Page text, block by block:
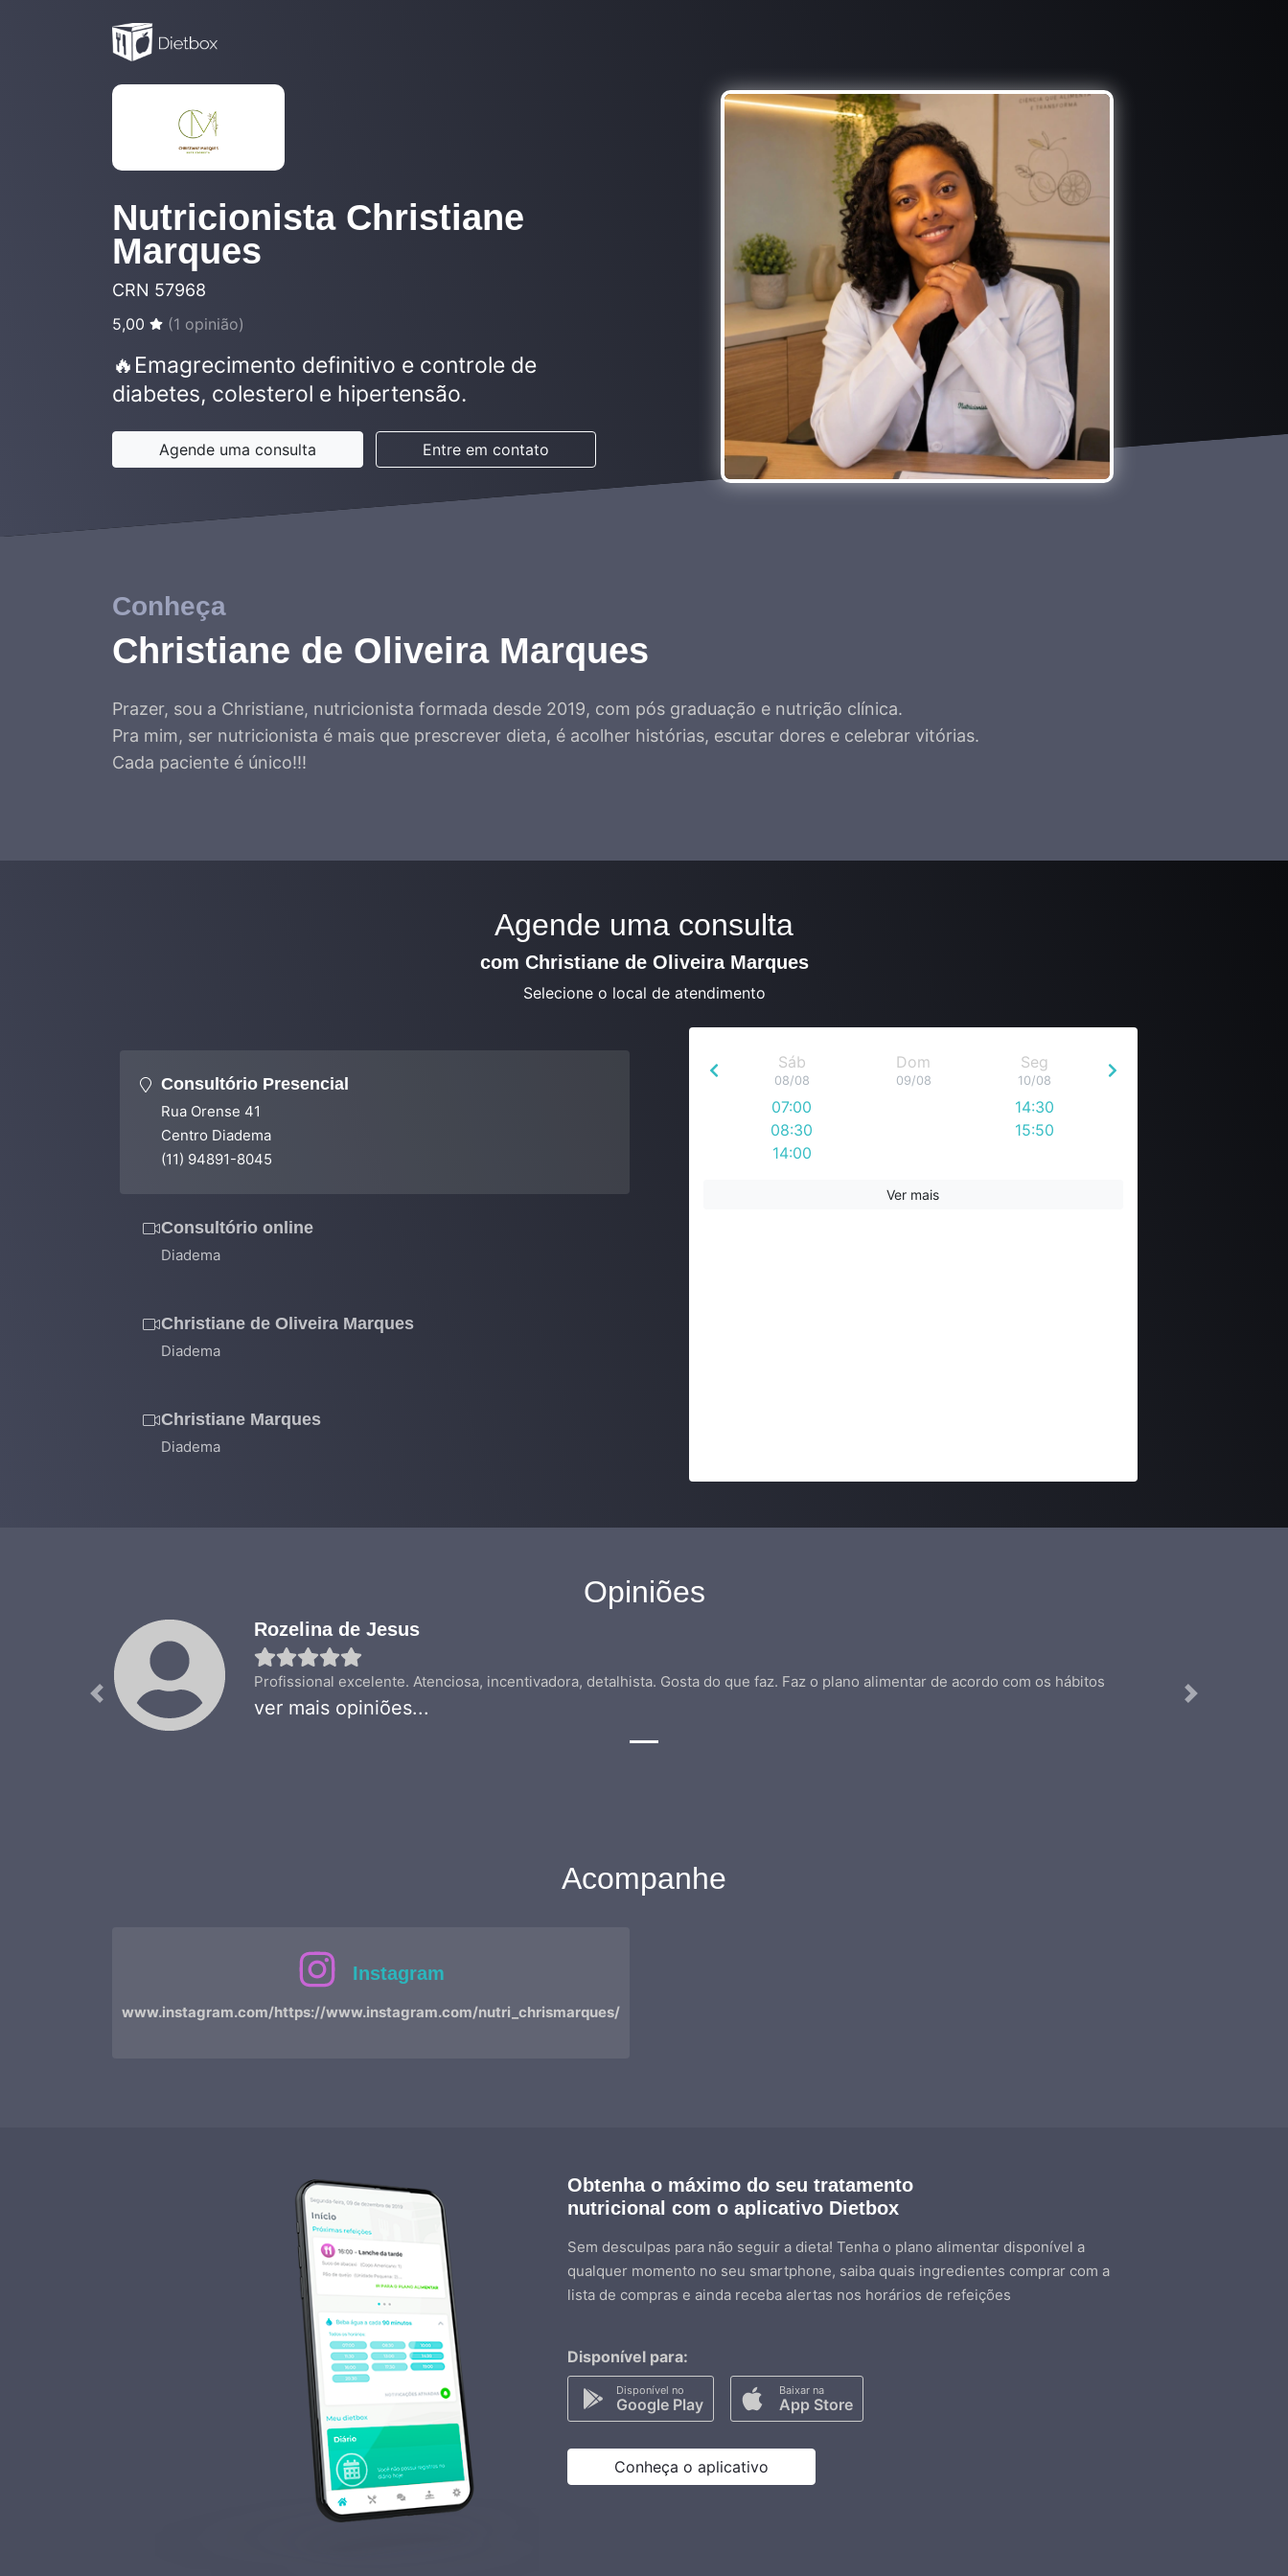
Nutricionista Christiane
Marques
CRN 57968
5,00 (1 opinião)
🔥Emagrecimento definitivo e controle de
diabetes, colesterol e hipertensão.
Agende uma consulta Entre em contato
Conheça
Christiane de Oliveira Marques
Prazer, sou a Christiane, nutricionista formada desde 2019, com pós graduação e nutrição clínica.
Pra mim, ser nutricionista é mais que prescrever dieta, é acolher histórias, escutar dores e celebrar vitórias.
Cada paciente é único!!!
Agende uma consulta
com Christiane de Oliveira Marques
Selecione o local de atendimento
Consultório Presencial
Rua Orense 41
Centro Diadema
(11) 94891-8045
Consultório online
Diadema
Christiane de Oliveira Marques
Diadema
Christiane Marques
Diadema
Sáb
08/08
07:00
08:30
14:00
Dom
09/08
Seg
10/08
14:30
15:50
Ver mais
Opiniões
Rozelina de Jesus
Profissional excelente. Atenciosa, incentivadora, detalhista. Gosta do que faz. Faz o plano alimentar de acordo com os hábitos
ver mais opiniões...
Previous Next
Acompanhe
Instagram
www.instagram.com/https://www.instagram.com/nutri_chrismarques/
Obtenha o máximo do seu tratamento
nutricional com o aplicativo Dietbox
Sem desculpas para não seguir a dieta! Tenha o plano alimentar disponível a
qualquer momento no seu smartphone, saiba quais ingredientes comprar com a
lista de compras e ainda receba alertas nos horários de refeições
Disponível para:
Disponível no
Google Play
Baixar na
App Store
Conheça o aplicativo